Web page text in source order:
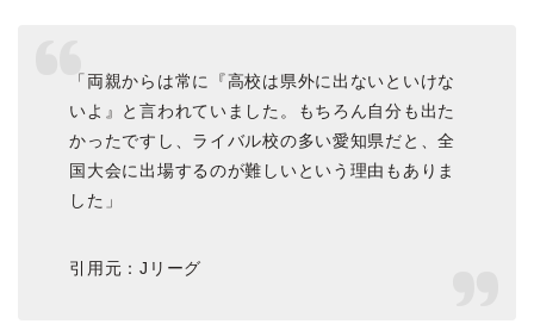
「両親からは常に『高校は県外に出ないといけな
いよ』と言われていました。もちろん自分も出た
かったですし、ライバル校の多い愛知県だと、全
国大会に出場するのが難しいという理由もありま
した」
引用元：Jリーグ